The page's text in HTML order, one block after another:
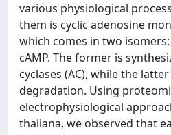
various physiological
them is cyclic adenosine
which comes in two
cAMP. The former is
cyclases (AC), while the
degradation. Using
electrophysiological
thaliana, we observed that